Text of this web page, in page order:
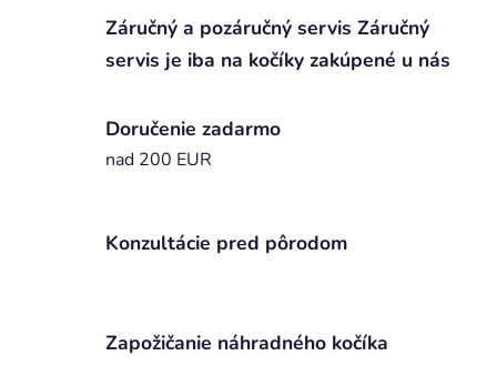
Záručný a pozáručný servis Záručný
servis je iba na kočíky zakúpené u nás
Doručenie zadarmo
nad 200 EUR
Konzultácie pred pôrodom
Zapožičanie náhradného kočíka